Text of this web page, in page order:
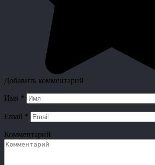
Добавить комментарий
Имя *
Email *
Комментарий